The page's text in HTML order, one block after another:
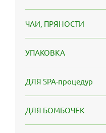
ЧАИ, ПРЯНОСТИ
УПАКОВКА
ДЛЯ SPA-процедур
ДЛЯ БОМБОЧЕК